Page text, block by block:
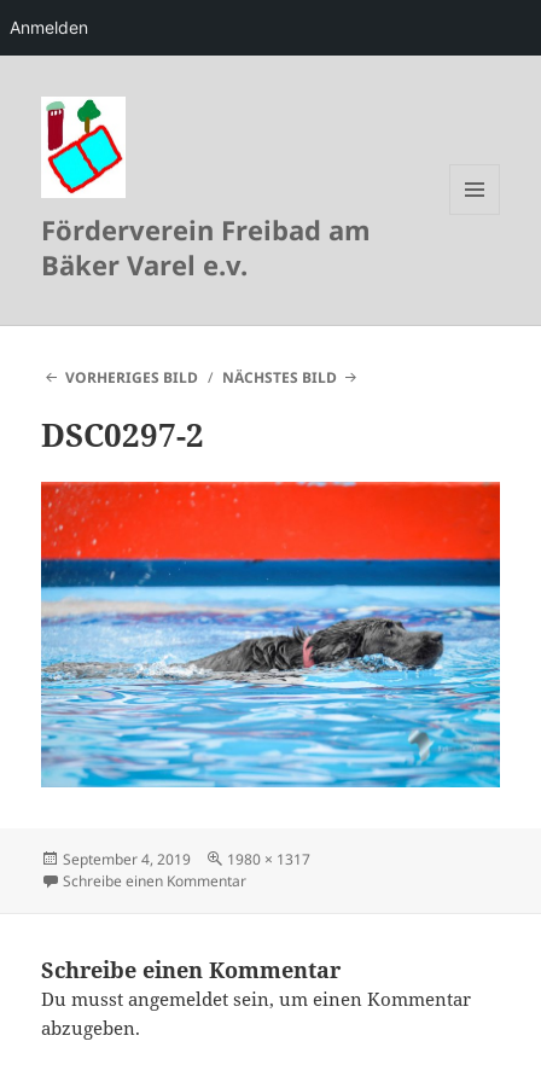
Anmelden
Förderverein Freibad am
Bäker Varel e.v.
VORHERIGES BILD NÄCHSTES BILD
DSC0297-2
Veröffentlicht
am
September 4, 2019 Originalgröße
1980 × 1317
Schreibe einen Kommentarzu DSC0297-2
Schreibe einen Kommentar
Du musstangemeldet sein, um einen Kommentar
abzugeben.